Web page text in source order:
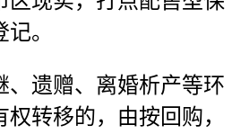
。
遗赠、离婚析产等环
转移的，由按回购，